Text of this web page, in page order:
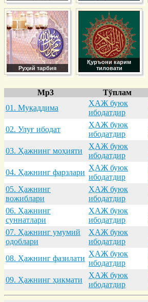
Руҳий тарбия
Қуръони карим
тиловати
Mp3 Тўплам
01. Муқaддимa
ҲАЖ буюк
ибодатдир
02. Улуғ ибодaт
ҲАЖ буюк
ибодатдир
03. Ҳaжнинг моҳияти
ҲАЖ буюк
ибодатдир
04. Ҳaжнинг фaрзлaри
ҲАЖ буюк
ибодатдир
05. Ҳaжнинг
вожиблaри
ҲАЖ буюк
ибодатдир
06. Ҳaжнинг
суннaтлaри
ҲАЖ буюк
ибодатдир
07. Ҳaжнинг умумий
одоблaри
ҲАЖ буюк
ибодатдир
08. Ҳaжнинг фaзилaти
ҲАЖ буюк
ибодатдир
09. Ҳaжнинг ҳикмaти
ҲАЖ буюк
ибодатдир